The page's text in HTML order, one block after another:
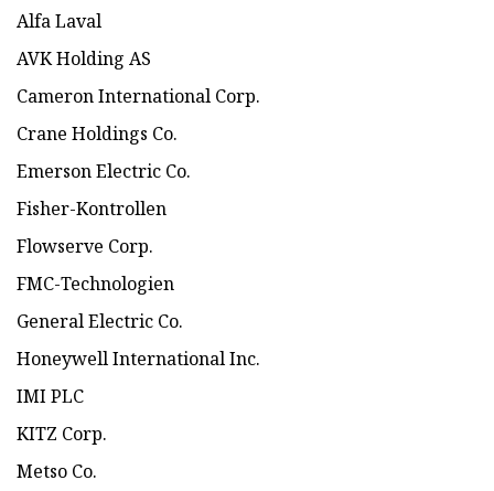
Alfa Laval
AVK Holding AS
Cameron International Corp.
Crane Holdings Co.
Emerson Electric Co.
Fisher-Kontrollen
Flowserve Corp.
FMC-Technologien
General Electric Co.
Honeywell International Inc.
IMI PLC
KITZ Corp.
Metso Co.